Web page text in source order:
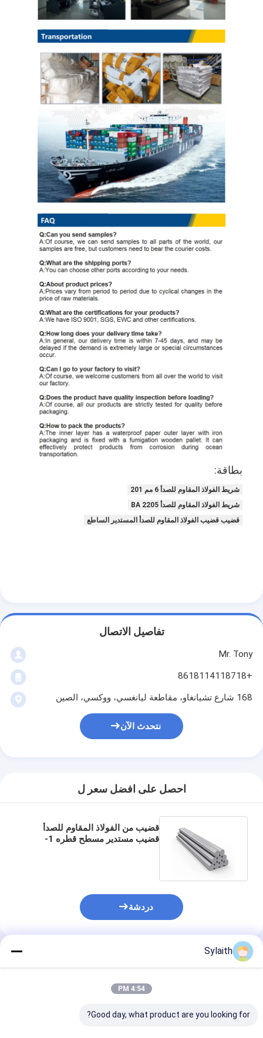
بطاقة:
شريط الفولاذ المقاوم للصدأ 6 مم 201
شريط الفولاذ المقاوم للصدأ BA 2205
قضيب قضيب الفولاذ المقاوم للصدأ المستدير الساطع
تفاصيل الاتصال
Mr. Tony
+8618114118718
168 شارع تشيانغاو، مقاطعة ليانغسي، ووكسي، الصين
نتحدث الآن
احصل على افضل سعر ل
قضيب من الفولاذ المقاوم للصدأ
قضيب مستدير مسطح قطره 1-
دردشة
المنتجات الموصى بها
Sylaith
4:54 PM
Good day, what product are you looking for?